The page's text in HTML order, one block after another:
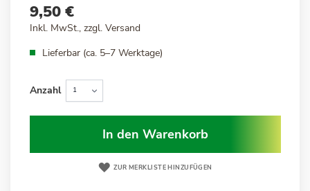
9,50 €
Inkl. MwSt., zzgl. Versand
Lieferbar (ca. 5–7 Werktage)
Anzahl
In den Warenkorb
ZUR MERKLISTE HINZUFÜGEN